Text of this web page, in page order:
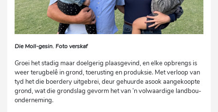
Die Moll-gesin. Foto verskaf
Groei het stadig maar doelgerig plaasgevind, en elke opbrengs is
weer terugbelê in grond, toerusting en produksie. Met verloop van
tyd het die boerdery uitgebrei, deur gehuurde asook aangekoopte
grond, wat die grondslag gevorm het van ’n volwaardige landbou-
onderneming.